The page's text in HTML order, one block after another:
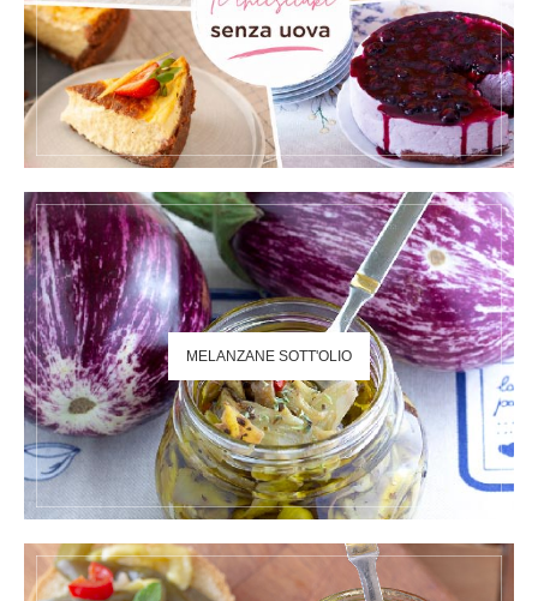
MELANZANE SOTT'OLIO